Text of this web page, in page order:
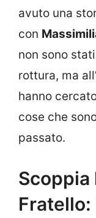
avuto una
con
non sono
rottura, ma
hanno
cose che
passato.
Scoppia
Fratello: